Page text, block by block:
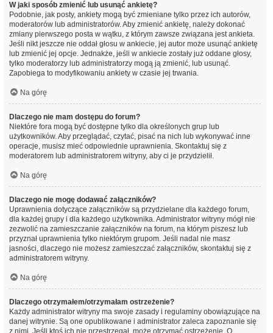
W jaki sposób zmienić lub usunąć ankietę?
Podobnie, jak posty, ankiety mogą być zmieniane tylko przez ich autorów,
moderatorów lub administratorów. Aby zmienić ankietę, należy dokonać
zmiany pierwszego posta w wątku, z którym zawsze związana jest ankieta.
Jeśli nikt jeszcze nie oddał głosu w ankiecie, jej autor może usunąć ankietę
lub zmienić jej opcje. Jednakże, jeśli w ankiecie zostały już oddane głosy,
tylko moderatorzy lub administratorzy mogą ją zmienić, lub usunąć.
Zapobiega to modyfikowaniu ankiety w czasie jej trwania.
Na górę
Dlaczego nie mam dostępu do forum?
Niektóre fora mogą być dostępne tylko dla określonych grup lub
użytkowników. Aby przeglądać, czytać, pisać na nich lub wykonywać inne
operacje, musisz mieć odpowiednie uprawnienia. Skontaktuj się z
moderatorem lub administratorem witryny, aby ci je przydzielił.
Na górę
Dlaczego nie mogę dodawać załączników?
Uprawnienia dotyczące załączników są przydzielane dla każdego forum,
dla każdej grupy i dla każdego użytkownika. Administrator witryny mógł nie
zezwolić na zamieszczanie załączników na forum, na którym piszesz lub
przyznał uprawnienia tylko niektórym grupom. Jeśli nadal nie masz
jasności, dlaczego nie możesz zamieszczać załączników, skontaktuj się z
administratorem witryny.
Na górę
Dlaczego otrzymałem/otrzymałam ostrzeżenie?
Każdy administrator witryny ma swoje zasady i regulaminy obowiązujące na
danej witrynie. Są one opublikowane i administrator zaleca zapoznanie się